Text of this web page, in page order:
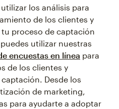
los análisis para
de los clientes y
proceso de captación
utilizar nuestras
encuestas en línea para
de los clientes y
Desde los
de marketing,
para ayudarte a adoptar